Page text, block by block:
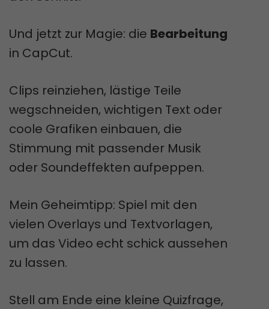
Und jetzt zur Magie: die Bearbeitung
in CapCut.
Clips reinziehen, lästige Teile
wegschneiden, wichtigen Text oder
coole Grafiken einbauen, die
Stimmung mit passender Musik
oder Soundeffekten aufpeppen.
Mein Geheimtipp: Spiel mit den
vielen Overlays und Textvorlagen,
um das Video echt schick aussehen
zu lassen.
Stell am Ende eine kleine Quizfrage,